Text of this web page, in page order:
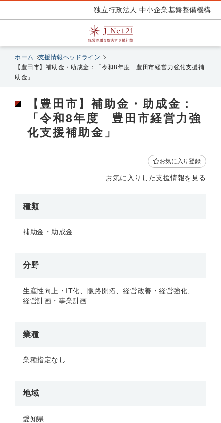
独立行政法人 中小企業基盤整備機構
ホーム
支援情報ヘッドライン
【豊田市】補助金・助成金：「令和8年度 豊田市経営力強化支援補
助金」
【豊田市】補助金・助成金：
「令和8年度 豊田市経営力強
化支援補助金」
お気に入り登録
お気に入りした支援情報を見る
種類
補助金・助成金
分野
生産性向上・IT化、販路開拓、経営改善・経営強化、
経営計画・事業計画
業種
業種指定なし
地域
愛知県